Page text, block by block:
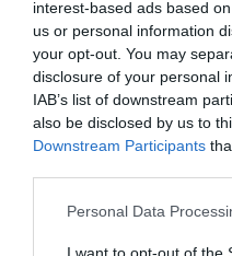
interest-based ads based
us or personal information
your opt-out. You may
disclosure of your personal
IAB’s list of downstream
also be disclosed by us to
Downstream Participants
Personal Data
I want to opt-out of the
Τηλ.: 2130356472 |
Ακολουθήστε το
μάθετε πρώτοι όλες τις